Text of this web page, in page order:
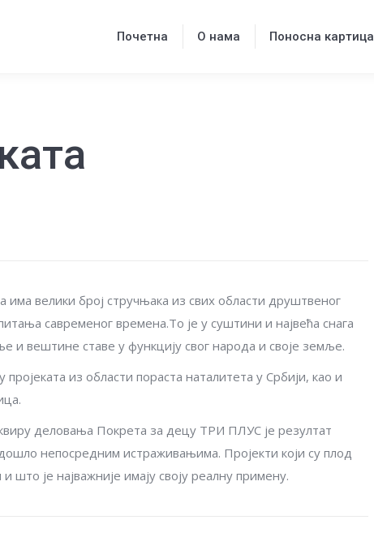
Почетна О нама Поносна картица
велики број стручњака из свих области друштвеног
савременог времена.То је у суштини и највећа снага
и вештине ставе у функцију свог народа и своје земље.
из области пораста наталитета у Србији, као и
деловања Покрета за децу ТРИ ПЛУС је резултат
непосредним истраживањима. Пројекти који су плод
је најважније имају своју реалну примену.